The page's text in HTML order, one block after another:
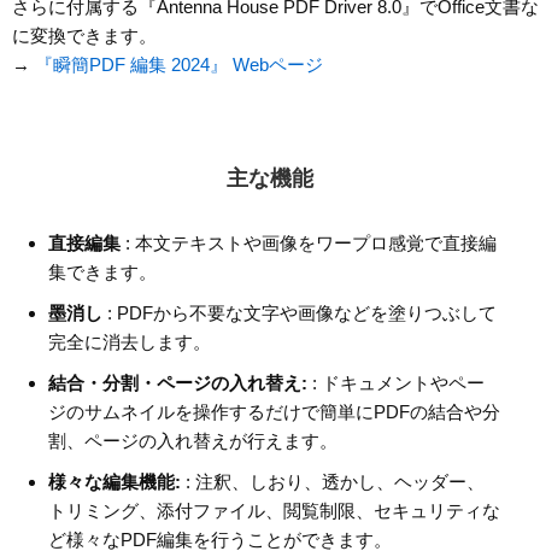
さらに付属する『Antenna House PDF Driver 8.0』でOffice文書
に変換できます。
→
『瞬簡PDF 編集 2024』 Webページ
主な機能
直接編集 : 本文テキストや画像をワープロ感覚で直接編
集できます。
墨消し : PDFから不要な文字や画像などを塗りつぶして
完全に消去します。
結合・分割・ページの入れ替え: : ドキュメントやペー
ジのサムネイルを操作するだけで簡単にPDFの結合や分
割、ページの入れ替えが行えます。
様々な編集機能: : 注釈、しおり、透かし、ヘッダー、
トリミング、添付ファイル、閲覧制限、セキュリティな
ど様々なPDF編集を行うことができます。